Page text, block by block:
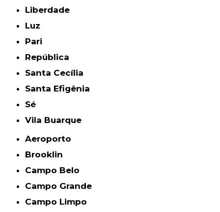
Liberdade
Luz
Pari
República
Santa Cecília
Santa Efigênia
Sé
Vila Buarque
Aeroporto
Brooklin
Campo Belo
Campo Grande
Campo Limpo